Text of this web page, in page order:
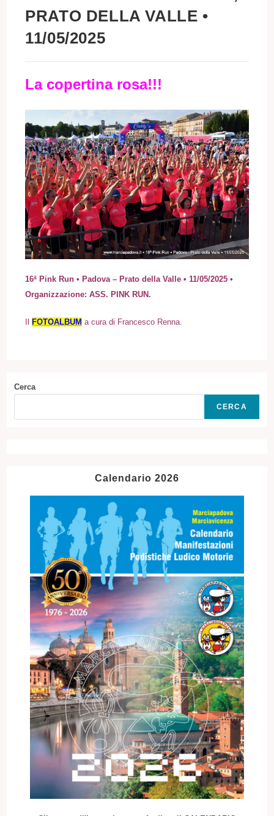
PRATO DELLA VALLE •
11/05/2025
La copertina rosa!!!
16ª Pink Run • Padova – Prato della Valle • 11/05/2025 •
Organizzazione: ASS. PINK RUN.
FOTOALBUM a cura di Francesco Renna.
Cerca
CERCA
Calendario 2026